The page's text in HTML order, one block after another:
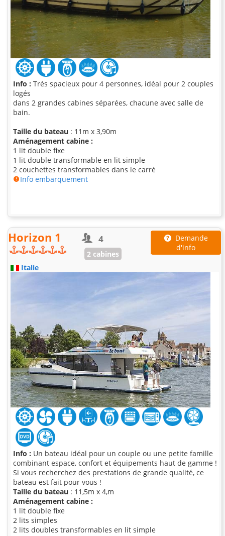
Info : Trés spacieux pour 4 personnes, idéal pour 2 couples
logés
dans 2 grandes cabines séparées, chacune avec salle de
bain.
Taille du bateau : 11m x 3,90m
Aménagement cabine :
1 lit double fixe
1 lit double transformable en lit simple
2 couchettes transformables dans le carré
Info embarquement
Horizon 1 4
2 cabines
Demande
d'info
Italie
Info : Un bateau idéal pour un couple ou une petite famille
combinant espace, confort et équipements haut de gamme !
Si vous recherchez des prestations de grande qualité, ce
bateau est fait pour vous !
Taille du bateau : 11,5m x 4,m
Aménagement cabine :
1 lit double fixe
2 lits simples
2 lits doubles transformables en lit simple